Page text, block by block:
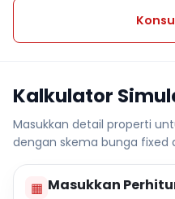
Kalkulator
Masukkan detail properti
dengan skema bunga fixed
▦ Masukkan